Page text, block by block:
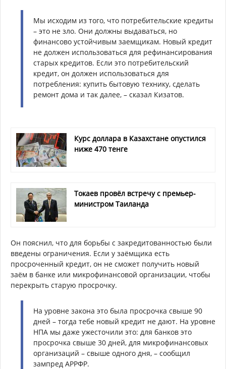
Мы исходим из того, что потребительские кредиты
– это не зло. Они должны выдаваться, но
финансово устойчивым заемщикам. Новый кредит
не должен использоваться для рефинансирования
старых кредитов. Если это потребительский
кредит, он должен использоваться для
потребления: купить бытовую технику, сделать
ремонт дома и так далее, – сказал Кизатов.
Курс доллара в Казахстане опустился
ниже 470 тенге
Токаев провёл встречу с премьер-
министром Таиланда
Он пояснил, что для борьбы с закредитованностью были
введены ограничения. Если у заёмщика есть
просроченный кредит, он не сможет получить новый
заём в банке или микрофинансовой организации, чтобы
перекрыть старую просрочку.
На уровне закона это была просрочка свыше 90
дней – тогда тебе новый кредит не дают. На уровне
НПА мы даже ужесточили это: для банков это
просрочка свыше 30 дней, для микрофинансовых
организаций – свыше одного дня, – сообщил
зампред АРРФР.